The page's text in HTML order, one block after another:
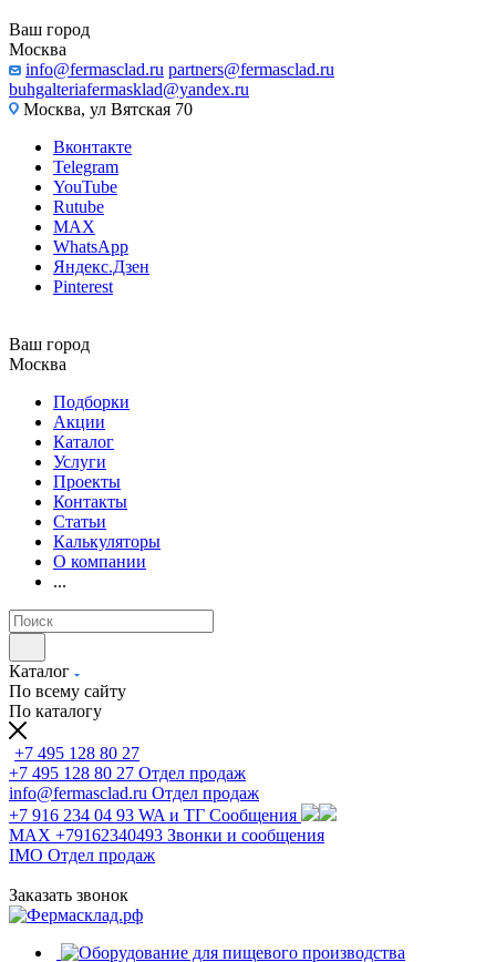
Ваш город
Москва
info@fermasclad.ru partners@fermasclad.ru
buhgalteriafermasklad@yandex.ru
Москва, ул Вятская 70
Вконтакте
Telegram
YouTube
Rutube
MAX
WhatsApp
Яндекс.Дзен
Pinterest
Ваш город
Москва
Подборки
Акции
Каталог
Услуги
Проекты
Контакты
Статьи
Калькуляторы
О компании
...
Каталог
По всему сайту
По каталогу
+7 495 128 80 27
+7 495 128 80 27 Отдел продаж
info@fermasclad.ru Отдел продаж
+7 916 234 04 93 WA и ТГ Сообщения
MAX +79162340493 Звонки и сообщения
IMO Отдел продаж
Заказать звонок